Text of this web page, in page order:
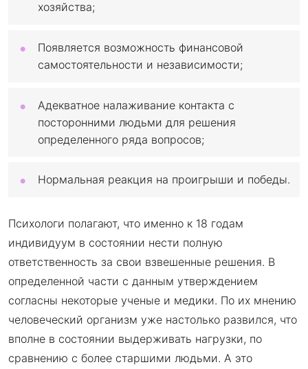
хозяйства;
Появляется возможность финансовой
самостоятельности и независимости;
Адекватное налаживание контакта с
посторонними людьми для решения
определенного ряда вопросов;
Нормальная реакция на проигрыши и победы.
Психологи полагают, что именно к 18 годам
индивидуум в состоянии нести полную
ответственность за свои взвешенные решения. В
определенной части с данным утверждением
согласны некоторые ученые и медики. По их мнению
человеческий организм уже настолько развился, что
вполне в состоянии выдерживать нагрузки, по
сравнению с более старшими людьми. А это